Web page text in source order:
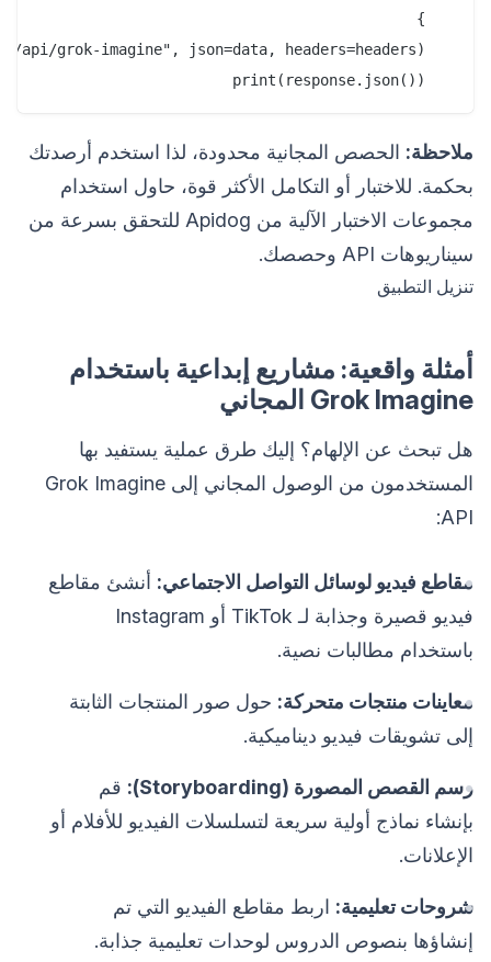
ملاحظة: الحصص المجانية محدودة، لذا استخدم أرصدتك
بحكمة. للاختبار أو التكامل الأكثر قوة، حاول استخدام
مجموعات الاختبار الآلية من Apidog للتحقق بسرعة من
سيناريوهات API وحصصك.
تنزيل التطبيق
أمثلة واقعية: مشاريع إبداعية باستخدام
Grok Imagine المجاني
هل تبحث عن الإلهام؟ إليك طرق عملية يستفيد بها
المستخدمون من الوصول المجاني إلى Grok Imagine
API:
مقاطع فيديو لوسائل التواصل الاجتماعي: أنشئ مقاطع
فيديو قصيرة وجذابة لـ TikTok أو Instagram
باستخدام مطالبات نصية.
معاينات منتجات متحركة: حول صور المنتجات الثابتة
إلى تشويقات فيديو ديناميكية.
رسم القصص المصورة (Storyboarding):
قم
بإنشاء نماذج أولية سريعة لتسلسلات الفيديو للأفلام أو
الإعلانات.
شروحات تعليمية: اربط مقاطع الفيديو التي تم
إنشاؤها بنصوص الدروس لوحدات تعليمية جذابة.